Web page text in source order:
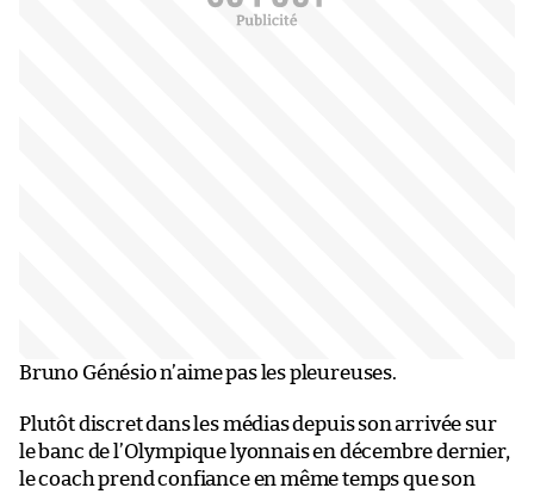
Bruno Génésio n’aime pas les pleureuses.
Plutôt discret dans les médias depuis son arrivée sur
le banc de l’Olympique lyonnais en décembre dernier,
le coach prend confiance en même temps que son